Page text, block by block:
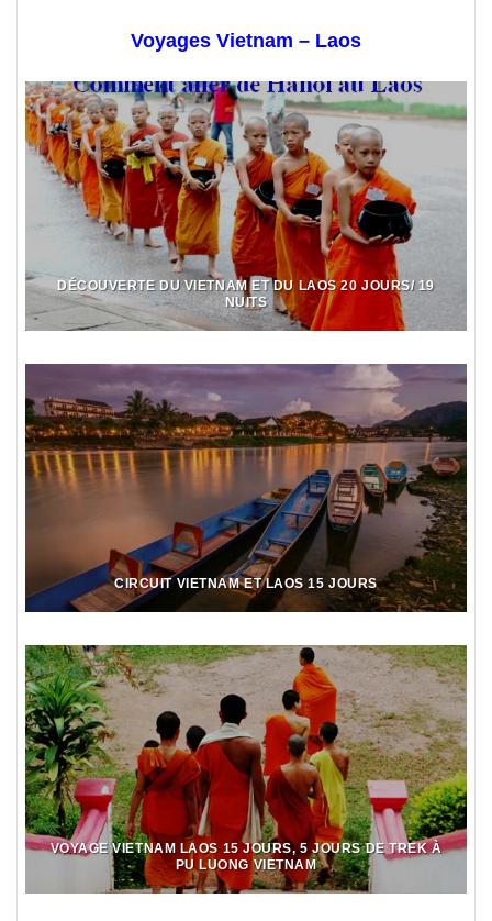
Voyages Vietnam – Laos
DÉCOUVERTE DU VIETNAM ET DU LAOS 20 JOURS/ 19
NUITS
CIRCUIT VIETNAM ET LAOS 15 JOURS
VOYAGE VIETNAM LAOS 15 JOURS, 5 JOURS DE TREK À
PU LUONG VIETNAM